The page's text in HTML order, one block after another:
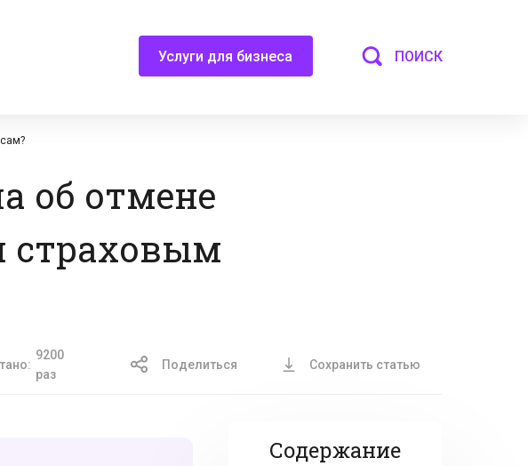
Услуги для бизнеса ПОИСК
об отмене
страховым
9200
раз
Поделиться Сохранить статью
Содержание